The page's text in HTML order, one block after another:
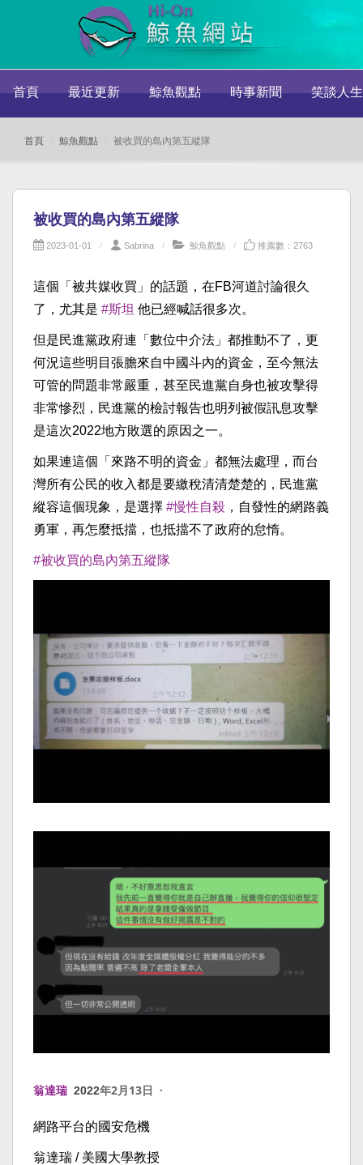
首頁 最近更新 鯨魚觀點 時事新聞 笑談人生
首頁 鯨魚觀點 被收買的島內第五縱隊
被收買的島內第五縱隊
2023-01-01 Sabrina 鯨魚觀點 推薦數：2763
這個「被共媒收買」的話題，在FB河道討論很久
了，尤其是 #斯坦 他已經喊話很多次。
但是民進黨政府連「數位中介法」都推動不了，更
何況這些明目張膽來自中國斗內的資金，至今無法
可管的問題非常嚴重，甚至民進黨自身也被攻擊得
非常慘烈，民進黨的檢討報告也明列被假訊息攻擊
是這次2022地方敗選的原因之一。
如果連這個「來路不明的資金」都無法處理，而台
灣所有公民的收入都是要繳稅清清楚楚的，民進黨
縱容這個現象，是選擇 #慢性自殺 ，自發性的網路義
勇軍，再怎麼抵擋，也抵擋不了政府的怠惰。
#被收買的島內第五縱隊
翁達瑞 2022年2月13日 ·
網路平台的國安危機
翁達瑞 / 美國大學教授